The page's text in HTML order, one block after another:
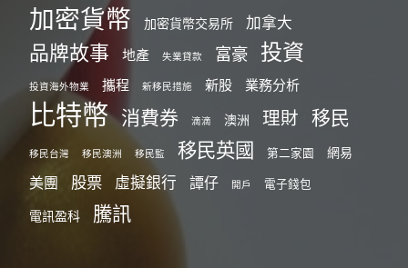
加密貨幣 加密貨幣交易所 加拿大
品牌故事 地產 失業貸款 富豪 投資
投資海外物業 攜程 新移民措施 新股 業務分析
比特幣 消費券 滴滴 澳洲 理財 移民
移民台灣 移民澳洲 移民監 移民英國 第二家園 網易
美團 股票 虛擬銀行 譚仔 開戶 電子錢包
電訊盈科 騰訊